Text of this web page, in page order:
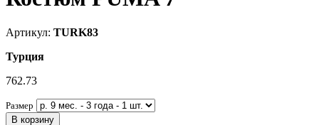
Артикул: TURK83
Турция
762.73
Размер
В корзину